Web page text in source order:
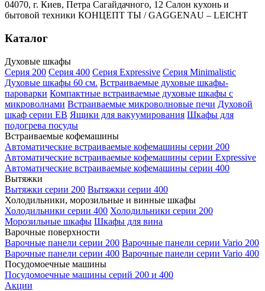
04070, г. Киев, Петра Сагайдачного, 12 Салон кухонь и
бытовой техники КОНЦЕПТ ТЫ / GAGGENAU – LEICHT
Каталог
Духовые шкафы
Серия 200 Серия 400 Серия Expressive Серия Minimalistic
Духовые шкафы 60 см. Встраиваемые духовые шкафы-
пароварки Компактные встраиваемые духовые шкафы с
микроволнами Встраиваемые микроволновые печи Духовой
шкаф серии EB Ящики для вакуумирования Шкафы для
подогрева посуды
Встраиваемые кофемашины
Автоматические встраиваемые кофемашины серии 200
Автоматические встраиваемые кофемашины серии Expressive
Автоматические встраиваемые кофемашины серии 400
Вытяжки
Вытяжки серии 200 Вытяжки серии 400
Холодильники, морозильные и винные шкафы
Холодильники серии 400 Холодильники серии 200
Морозильные шкафы Шкафы для вина
Варочные поверхности
Варочные панели серии 200 Варочные панели серии Vario 200
Варочные панели серии 400 Варочные панели серии Vario 400
Посудомоечные машины
Посудомоечные машины серий 200 и 400
Акции